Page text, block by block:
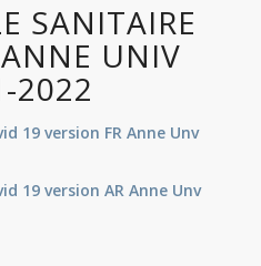
SANITAIRE
UNIV
2022
19 version FR Anne Unv
19 version AR Anne Unv